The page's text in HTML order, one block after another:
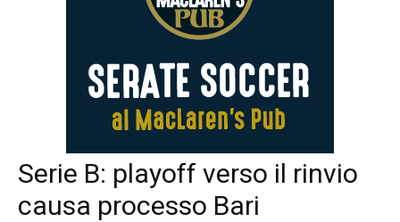
Serie B: playoff verso il rinvio
causa processo Bari